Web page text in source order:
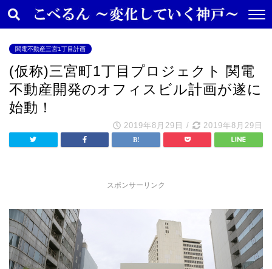
関電不動産三宮1丁目計画
(仮称)三宮町1丁目プロジェクト 関電
不動産開発のオフィスビル計画が遂に
始動！
2019年8月29日 / 2019年8月29日
スポンサーリンク